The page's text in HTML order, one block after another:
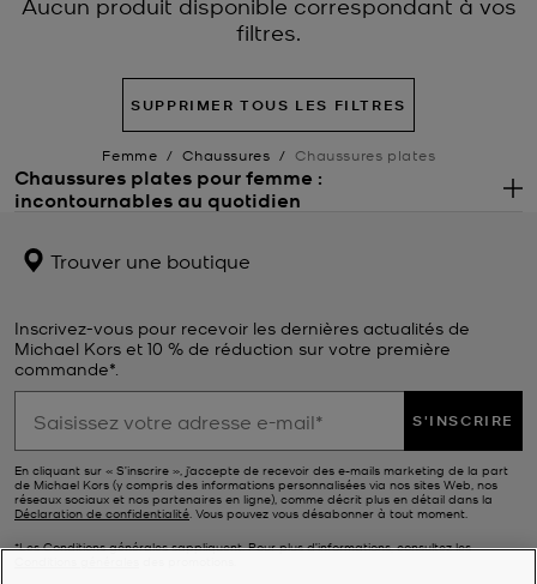
filtres.
SUPPRIMER TOUS LES FILTRES
Femme / Chaussures / Chaussures plates
Chaussures plates pour femme :
incontournables au quotidien
du matin au soir ? Nos chaussures plates pour femme sont vos
alliées. Explorez la ville avec nos richelieus et nos mocassins
nos espadrilles et nos sabots décontractés. Optez pour de
superbes mules en cuir ou tressées qui s'accordent tout aussi bien
avec un jean et un haut qu'avec une robe ou un pantalon chic.
Indispensables à toute garde-robe, nos chaussures plates noires
sont ornées de nœuds papillon ou de notre cher logo pour vous
ballerines ou des mocassins aux coloris audacieux et éclatants
pour faire ressortir votre personnalité.
Trouvez les chaussures plates qui vous conviennent
le mieux, des ballerines aux mocassins
Trouver une boutique
Inscrivez-vous pour recevoir les dernières actualités de
Michael Kors et 10 % de réduction sur votre première
commande*.
S'INSCRIRE
En cliquant sur « S’inscrire », j’accepte de recevoir des e-mails marketing de la part
de Michael Kors (y compris des informations personnalisées via nos sites Web, nos
réseaux sociaux et nos partenaires en ligne), comme décrit plus en détail dans la
Déclaration de confidentialité. Vous pouvez vous désabonner à tout moment.
*Les Conditions générales sappliquent. Pour plus d’informations, consultez les